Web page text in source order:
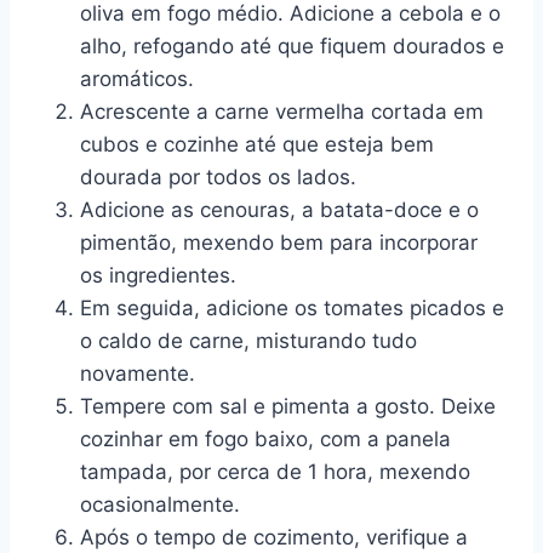
oliva em fogo médio. Adicione a cebola e o
alho, refogando até que fiquem dourados e
aromáticos.
Acrescente a carne vermelha cortada em
cubos e cozinhe até que esteja bem
dourada por todos os lados.
Adicione as cenouras, a batata-doce e o
pimentão, mexendo bem para incorporar
os ingredientes.
Em seguida, adicione os tomates picados e
o caldo de carne, misturando tudo
novamente.
Tempere com sal e pimenta a gosto. Deixe
cozinhar em fogo baixo, com a panela
tampada, por cerca de 1 hora, mexendo
ocasionalmente.
Após o tempo de cozimento, verifique a